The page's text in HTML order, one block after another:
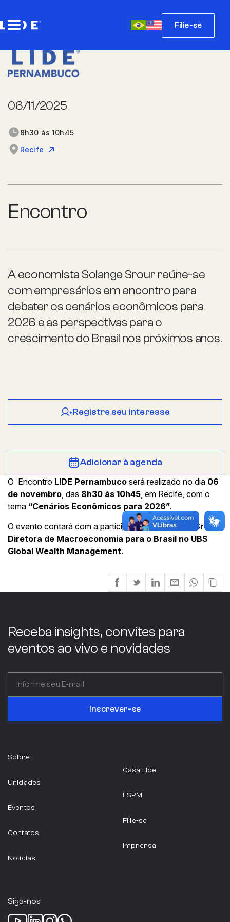
Filie-se
06/11/2025
8h30 às 10h45
Recife
Encontro
A economista Solange Srour reúne-se
com empresários em encontro para
debater os cenários econômicos para
2026 e as perspectivas para o
crescimento do Brasil nos próximos anos.
Registre seu interesse
Adicionar à agenda
O Encontro LIDE Pernambuco será realizado no dia 06
de novembro, das 8h30 às 10h45, em Recife, com o
tema “Cenários Econômicos para 2026”.
O evento contará com a participação deSolange Srour,
Diretora de Macroeconomia para o Brasil no UBS
Global Wealth Management.
Receba insights, convites para
eventos ao vivo e novidades
Inscrever-se
Sobre
Unidades
Eventos
Contatos
Notícias
Casa Lide
ESPM
Filie-se
Imprensa
Siga-nos